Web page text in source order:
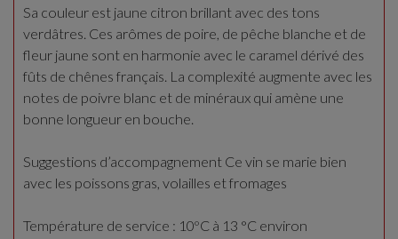
Sa couleur est jaune citron brillant avec des tons
verdâtres. Ces arômes de poire, de pêche blanche et de
fleur jaune sont en harmonie avec le caramel dérivé des
fûts de chênes français. La complexité augmente avec les
notes de poivre blanc et de minéraux qui amène une
bonne longueur en bouche.
Suggestions d’accompagnement Ce vin se marie bien
avec les poissons gras, volailles et fromages
Température de service : 10ºC à 13 °C environ